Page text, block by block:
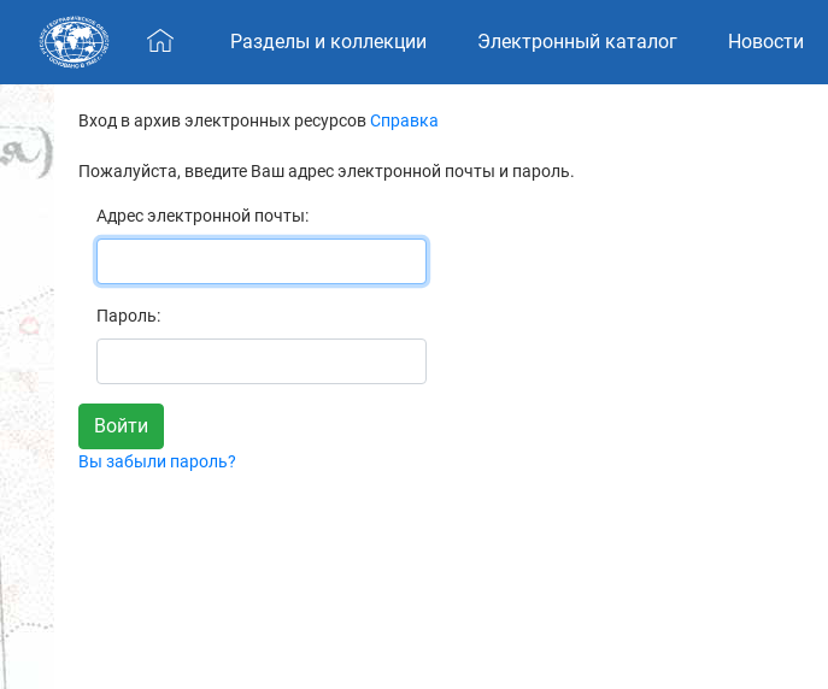
Skip navigation
Разделы и коллекции Электронный каталог Новости
Вход в архив электронных ресурсовСправка
Пожалуйста, введите Ваш адрес электронной почты и пароль.
Адрес электронной почты:
Пароль:
Вы забыли пароль?